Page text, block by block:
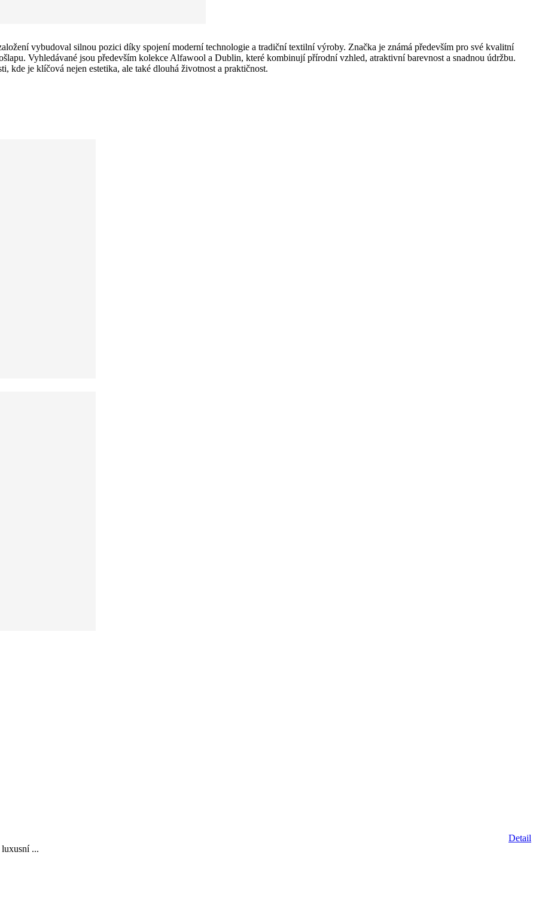
vybudoval silnou pozici díky spojení moderní technologie a tradiční textilní výroby. Značka je známá především pro své kvalitní
Vyhledávané jsou především kolekce Alfawool a Dublin, které kombinují přírodní vzhled, atraktivní barevnost a snadnou údržbu.
kde je klíčová nejen estetika, ale také dlouhá životnost a praktičnost.
Detail
...